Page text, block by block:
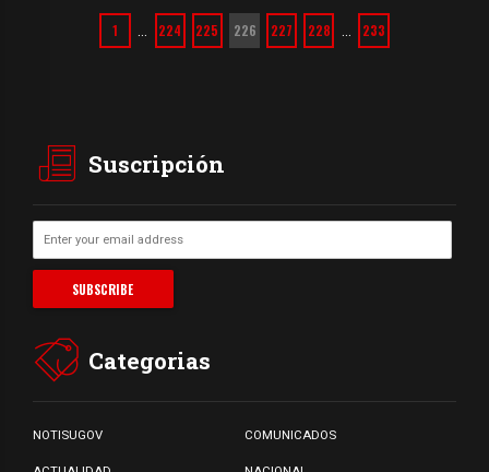
1 224 225 226 227 228 233
Suscripción
Categorias
NOTISUGOV COMUNICADOS